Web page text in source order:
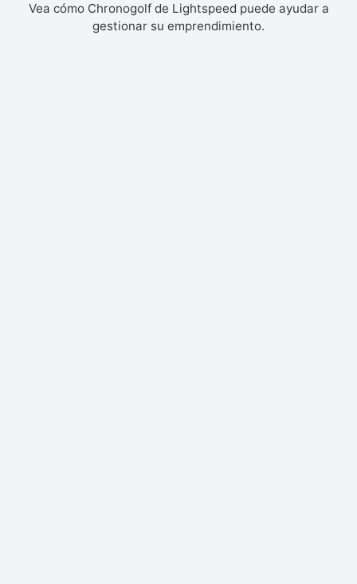
Vea cómo Chronogolf de Lightspeed puede ayudar a
gestionar su emprendimiento.